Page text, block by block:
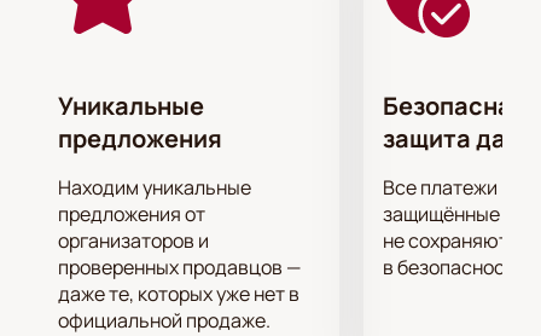
понимает очень поздно, когда не осталось ни
единого шанса спастись. Поставил спектакль
Представление идет на Главной сцене МХТ и
длится 2 ч. 45 мин. + 1 антракт.
Уникальные
предложения
Находим уникальные
предложения от
организаторов и
проверенных продавцов —
даже те, которых уже нет в
официальной продаже.
Безопасная
защита
Все платежи
защищённые
не сохраняются
в безопасности.